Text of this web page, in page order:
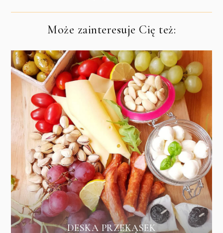
Może zainteresuje Cię też:
DESKA PRZEKĄSEK